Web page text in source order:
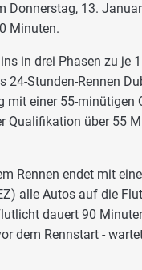
Donnerstag, 13.
Minuten.
in drei Phasen zu je
24-Stunden-Rennen
mit einer 55-
Qualifikation über 55
Rennen endet mit
alle Autos auf die
dauert 90
dem Rennstart -